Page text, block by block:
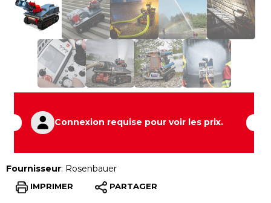
Connexion requise pour voir les prix.
Fournisseur: Rosenbauer
IMPRIMER PARTAGER